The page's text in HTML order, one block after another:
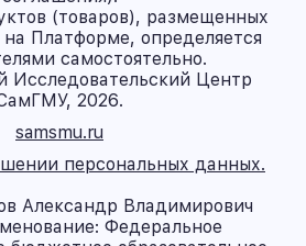
(товаров), размещенных
на Платформе, определяется
самостоятельно.
Центр
2026.
samsmu.ru
персональных данных.
Александр Владимирович
Федеральное